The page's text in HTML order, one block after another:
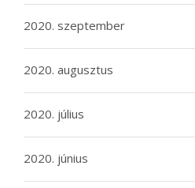
2020. szeptember
2020. augusztus
2020. július
2020. június